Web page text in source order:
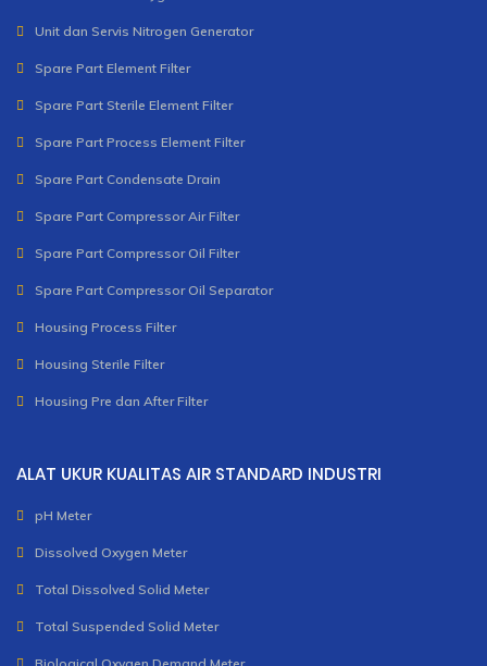
Unit dan Servis Nitrogen Generator
Spare Part Element Filter
Spare Part Sterile Element Filter
Spare Part Process Element Filter
Spare Part Condensate Drain
Spare Part Compressor Air Filter
Spare Part Compressor Oil Filter
Spare Part Compressor Oil Separator
Housing Process Filter
Housing Sterile Filter
Housing Pre dan After Filter
ALAT UKUR KUALITAS AIR STANDARD INDUSTRI
pH Meter
Dissolved Oxygen Meter
Total Dissolved Solid Meter
Total Suspended Solid Meter